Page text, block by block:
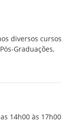
diversos cursos
Graduações,
14h00 às 17h00